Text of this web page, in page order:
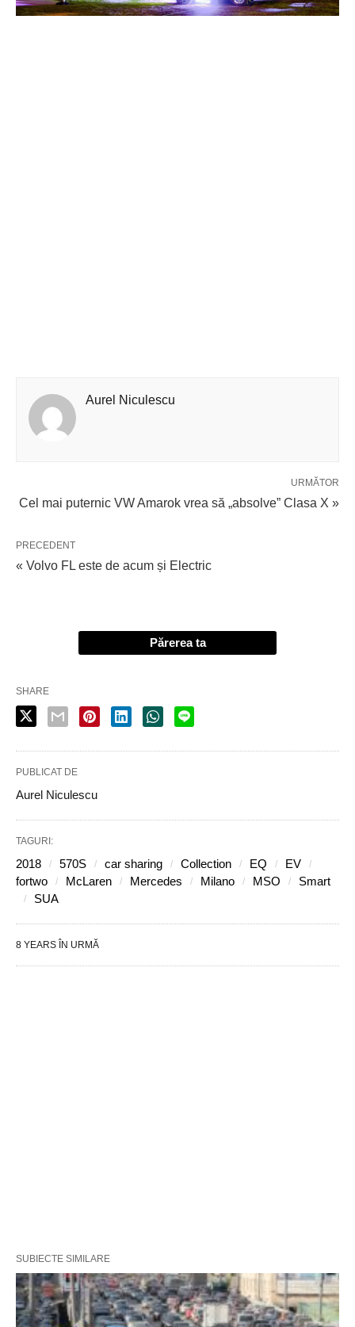
Aurel Niculescu
URMĂTOR
Cel mai puternic VW Amarok vrea să „absolve” Clasa X »
PRECEDENT
« Volvo FL este de acum și Electric
Părerea ta
SHARE
PUBLICAT DE
Aurel Niculescu
TAGURI:
2018 570S car sharing Collection EQ
EV
fortwo
McLaren Mercedes Milano MSO
Smart
SUA
8 YEARS ÎN URMĂ
SUBIECTE SIMILARE